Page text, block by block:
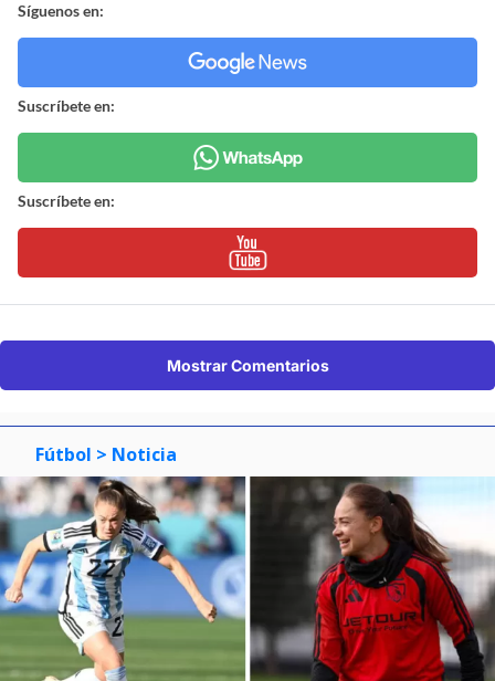
Síguenos en:
Suscríbete en:
Suscríbete en:
Mostrar Comentarios
Fútbol > Noticia